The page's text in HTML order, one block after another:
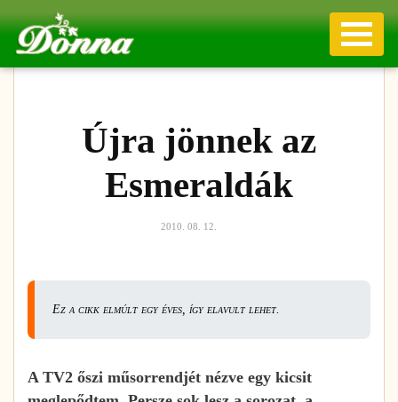
Újra jönnek az
Esmeraldák
2010. 08. 12.
Ez a cikk elmúlt egy éves, így elavult lehet.
A TV2 őszi műsorrendjét nézve egy kicsit